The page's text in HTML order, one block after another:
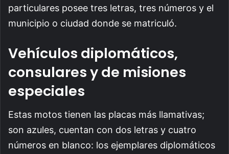
particulares posee tres letras, tres números y el
municipio o ciudad donde se matriculó.
Vehículos diplomáticos,
consulares y de misiones
especiales
Estas motos tienen las placas más llamativas;
son azules, cuentan con dos letras y cuatro
números en blanco: los ejemplares diplomáticos